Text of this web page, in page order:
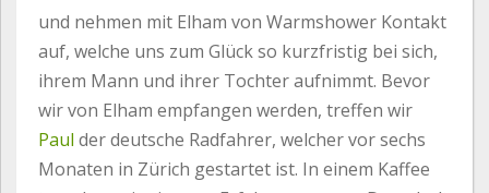
und nehmen mit Elham von Warmshower Kontakt
auf, welche uns zum Glück so kurzfristig bei sich,
ihrem Mann und ihrer Tochter aufnimmt. Bevor
wir von Elham empfangen werden, treffen wir
Paul der deutsche Radfahrer, welcher vor sechs
Monaten in Zürich gestartet ist. In einem Kaffee